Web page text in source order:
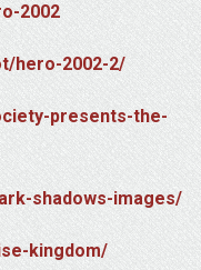
2002
hero-2002-2/
presents-the-
shadows-images/
kingdom/